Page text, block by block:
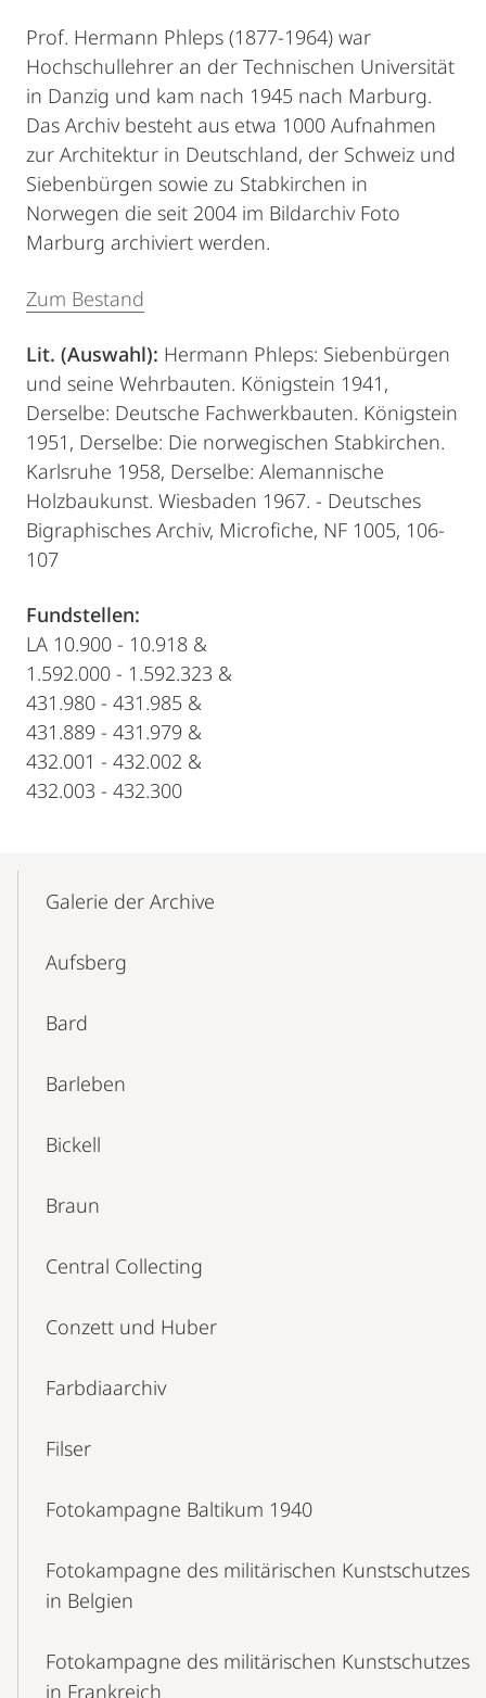
Prof. Hermann Phleps (1877-1964) war
Hochschullehrer an der Technischen Universität
in Danzig und kam nach 1945 nach Marburg.
Das Archiv besteht aus etwa 1000 Aufnahmen
zur Architektur in Deutschland, der Schweiz und
Siebenbürgen sowie zu Stabkirchen in
Norwegen die seit 2004 im Bildarchiv Foto
Marburg archiviert werden.
Zum Bestand
Lit. (Auswahl): Hermann Phleps: Siebenbürgen
und seine Wehrbauten. Königstein 1941,
Derselbe: Deutsche Fachwerkbauten. Königstein
1951, Derselbe: Die norwegischen Stabkirchen.
Karlsruhe 1958, Derselbe: Alemannische
Holzbaukunst. Wiesbaden 1967. - Deutsches
Bigraphisches Archiv, Microfiche, NF 1005, 106-
107
Fundstellen:
LA 10.900 - 10.918 &
1.592.000 - 1.592.323 &
431.980 - 431.985 &
431.889 - 431.979 &
432.001 - 432.002 &
432.003 - 432.300
NavigationGalerie der Archive
Aufsberg
Bard
Barleben
Bickell
Braun
Central Collecting
Conzett und Huber
Farbdiaarchiv
Filser
Fotokampagne Baltikum 1940
Fotokampagne des militärischen Kunstschutzes
in Belgien
Fotokampagne des militärischen Kunstschutzes
in Frankreich